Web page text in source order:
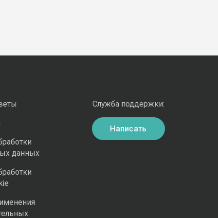
данных
Служба поддержки:
Написать